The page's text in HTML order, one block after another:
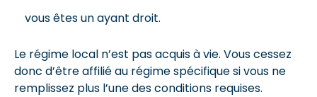
vous êtes un ayant droit.
Le régime local n’est pas acquis à vie. Vous cessez
donc d’être affilié au régime spécifique si vous ne
remplissez plus l’une des conditions requises.